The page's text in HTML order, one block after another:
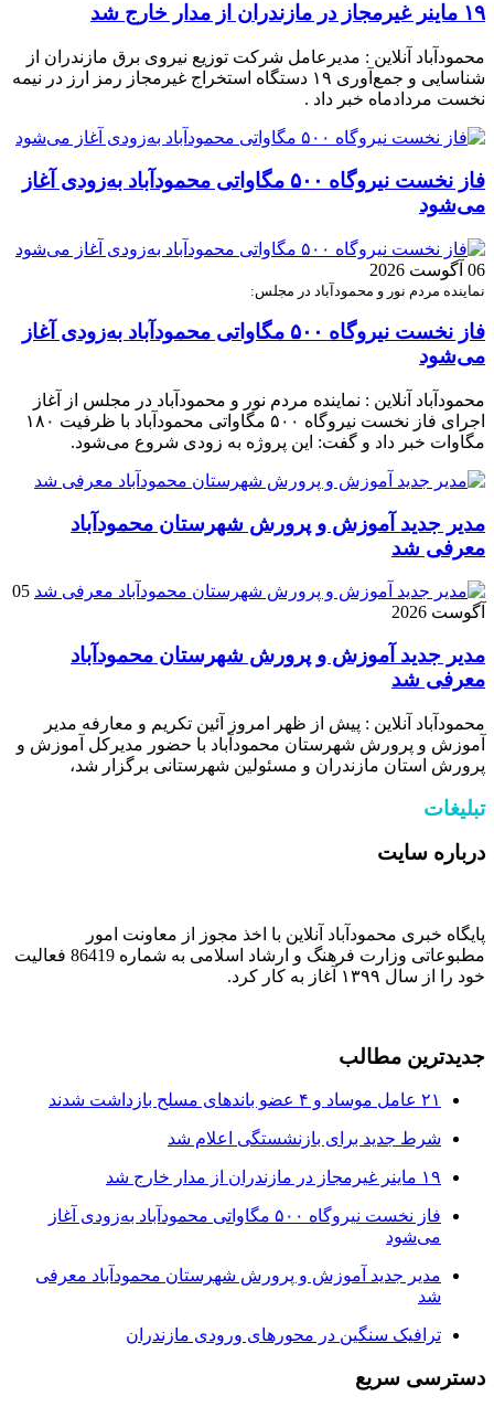
۱۹ ماینر غیرمجاز در مازندران از مدار خارج شد
محمودآباد آنلاین : مدیرعامل شرکت توزیع نیروی برق مازندران از
شناسایی و جمع‌آوری ۱۹ دستگاه استخراج غیرمجاز رمز ارز در نیمه
نخست مردادماه خبر داد .
فاز نخست نیروگاه ۵۰۰ مگاواتی محمودآباد به‌زودی آغاز
می‌شود
06 آگوست 2026
نماینده مردم نور و محمودآباد در مجلس:
فاز نخست نیروگاه ۵۰۰ مگاواتی محمودآباد به‌زودی آغاز
می‌شود
محمودآباد آنلاین : نماینده مردم نور و محمودآباد در مجلس از آغاز
اجرای فاز نخست نیروگاه ۵۰۰ مگاواتی محمودآباد با ظرفیت ۱۸۰
مگاوات خبر داد و گفت: این پروژه به زودی شروع می‌شود.
مدیر جدید آموزش و پرورش شهرستان محمودآباد
معرفی شد
05
آگوست 2026
مدیر جدید آموزش و پرورش شهرستان محمودآباد
معرفی شد
محمودآباد آنلاین : پیش از ظهر امروز آئین تکریم و معارفه مدیر
آموزش و پرورش شهرستان محمودآباد با حضور مدیرکل آموزش و
پرورش استان مازندران و مسئولین شهرستانی برگزار شد،
تبلیغات
درباره سایت
پایگاه خبری محمودآباد آنلاین با اخذ مجوز از معاونت امور
مطبوعاتی وزارت فرهنگ و ارشاد اسلامی به شماره 86419 فعالیت
خود را از سال ۱۳۹۹ آغاز به کار کرد.
جدیدترین مطالب
۲۱ عامل موساد و ۴ عضو باند‌های مسلح بازداشت شدند
شرط جدید برای بازنشستگی اعلام شد
۱۹ ماینر غیرمجاز در مازندران از مدار خارج شد
فاز نخست نیروگاه ۵۰۰ مگاواتی محمودآباد به‌زودی آغاز
می‌شود
مدیر جدید آموزش و پرورش شهرستان محمودآباد معرفی
شد
ترافیک سنگین در محور‌های ورودی مازندران
دسترسی سریع